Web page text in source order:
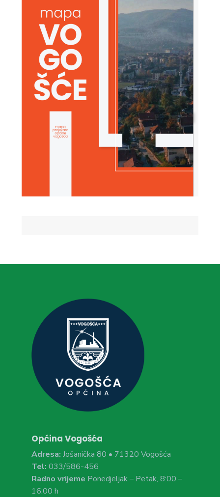
Općina Vogošća
Adresa: Jošanička 80 • 71320 Vogošća
Tel: 033/586-456
Radno vrijeme Ponedjeljak – Petak, 8:00 –
16:00 h